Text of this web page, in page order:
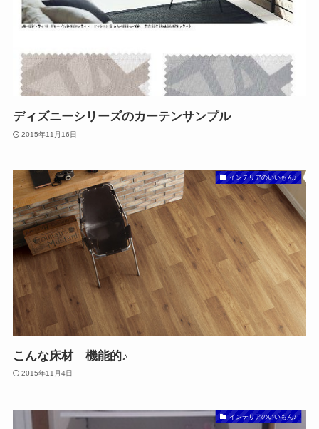
ディズニーシリーズのカーテンサンプル
2015年11月16日
インテリアのいいもん♪
こんな床材 機能的♪
2015年11月4日
インテリアのいいもん♪